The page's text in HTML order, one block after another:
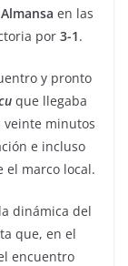
Almansa en las
por 3-1.
y pronto
que llegaba
veinte minutos
e incluso
el marco local.
dinámica del
que, en el
encuentro